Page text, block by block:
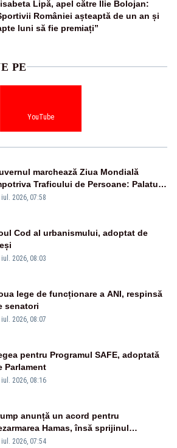
Lipă, apel către Ilie Bolojan:
României așteaptă de un an și
luni să fie premiați”
PE
YouTube
marchează Ziua Mondială
Traficului de Persoane: Palatul
iluminat în albastru
iul. 2026, 07:58
Cod al urbanismului, adoptat de
iul. 2026, 08:03
lege de funcționare a ANI, respinsă
senatori
iul. 2026, 08:07
pentru Programul SAFE, adoptată
Parlament
iul. 2026, 08:16
anunță un acord pentru
Hamas, însă sprijinul
rămâne incert
iul. 2026, 07:54